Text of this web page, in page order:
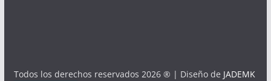
Todos los derechos reservados 2026 ® | Diseño de JADEMK